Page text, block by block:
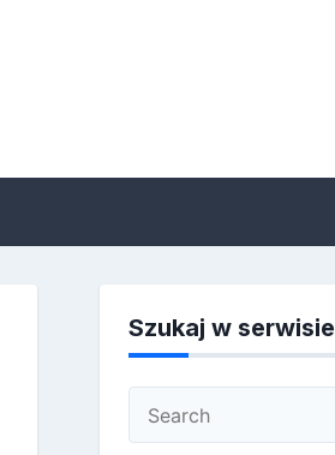
Szukaj w serwisie